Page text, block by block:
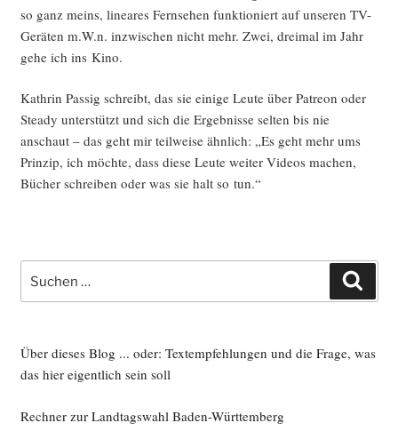
so ganz meins, linea­res Fern­se­hen funk­tio­niert auf unse­ren TV-
Gerä­ten m.W.n. inzwi­schen nicht mehr. Zwei, drei­mal im Jahr
gehe ich ins Kino.
Kath­rin Pas­sig schreibt, das sie eini­ge Leu­te über Patre­on oder
Ste­ady unter­stützt und sich die Ergeb­nis­se sel­ten bis nie
anschaut – das geht mir teil­wei­se ähn­lich: „Es geht mehr ums
Prin­zip, ich möch­te, dass die­se Leu­te wei­ter Vide­os machen,
Bücher schrei­ben oder was sie halt so tun.“
nach:
Über dieses Blog ... oder: Textempfehlungen und die Frage, was
das hier eigentlich sein soll
Rechner zur Landtagswahl Baden-Württemberg